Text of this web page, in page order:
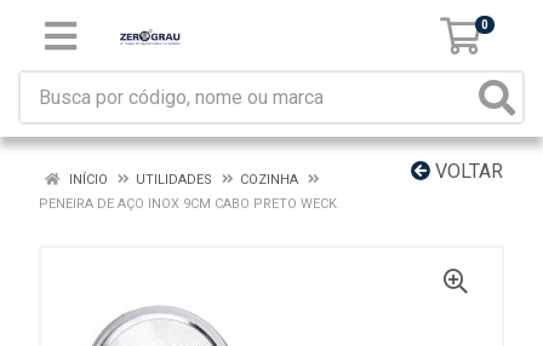
0
VOLTAR
INÍCIO UTILIDADES
COZINHA
PENEIRA DE AÇO INOX 9CM CABO PRETO WECK